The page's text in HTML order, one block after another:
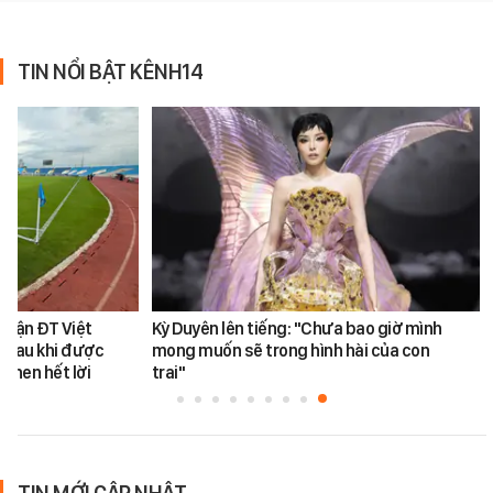
TIN NỔI BẬT KÊNH14
ĐT Việt
sau khi được
hết lời
Kỳ Duyên lên tiếng: "Chưa bao giờ mình
mong muốn sẽ trong hình hài của con
trai"